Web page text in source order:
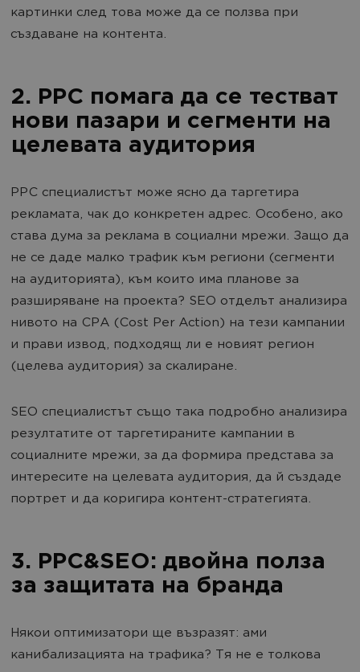
картинки след това може да се ползва при
създаване на контента.
2. PPC помага да се тестват
нови пазари и сегменти на
целевата аудитория
PPC специалистът може ясно да таргетира
рекламата, чак до конкретен адрес. Особено, ако
става дума за реклама в социални мрежи. Защо да
не се даде малко трафик към региони (сегменти
на аудиторията), към които има планове за
разширяване на проекта? SEO отделът анализира
нивото на CPA (Cost Per Action) на тези кампании
и прави извод, подходящ ли е новият регион
(целева аудитория) за скалиране.
SEO специалистът също така подробно анализира
резултатите от таргетираните кампании в
социалните мрежи, за да формира представа за
интересите на целевата аудитория, да й създаде
портрет и да коригира контент-стратегията.
3. PPC&SEO: двойна полза
за защитата на бранда
Някои оптимизатори ще възразят: ами
канибализацията на трафика? Тя не е толкова